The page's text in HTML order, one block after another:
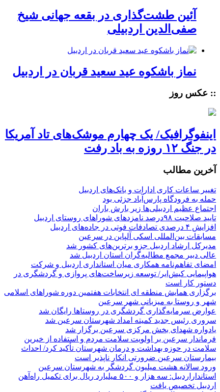
آئین طشت‌گذاری در بقعه جهانی شیخ
صفی‌الدین اردبیلی
نماز باشکوه عید سعید قربان در اردبیل
:: عکس روز
اینفوگرافیک/ یک چهارم موشک‌های تاد آمریکا
در جنگ ۱۲ روزه به باد رفت
آخرین مطالب
تغییر ساعات کاری ادارات و بانک‌های اردبیل
حمله به فرودگاه پارس‌‌آباد جزئی بود
اجتماع عظیم اردبیلی‌ها زیر بارش باران
تایید صلاحیت ۹۸درصد نامزدهای شوراهای روستای اردبیل
افزایش ۴ درصدی تصادفات فوتی در جاده‌های اردبیل
مسابقات بین‌المللی اسکی آلپاین در سرعین
مدیرکل ارشاد اردبیل جزو برترین‌های کشور شد
عالی دبیر مجمع مطالبه‌گران استان اردبیل شد
امضای تفاهم‌نامه همکاری میان استانداری اردبیل و شرکت
هواپیمایی کیش‌ایر/ توسعه زیرساخت‌های پروازی و گردشگری در
دستور کار است
برگزاری همایش منطقه ای انتخابات هفتمین دوره شوراهای اسلامی
شهر و روستا به میزبانی شهر سرعین
عوارض سرمایه‌گذاری گردشگری در روستاها رایگان شد
سروری رئیس جدید کمیته امداد شهرستان سرعین شد
یادواره شهدای بخش مرکزی سرعین برگزار شد
فرماندار سرعین بر اولویت سلامت مردم و استفاده از خیرین
سلامت در حوزه بهداشت و درمان شهرستان تأکید کرد/ احداث
بیمارستان سرعین ضرورتی انکار ناپذیر است
ورود سالانه هشت میلیون گردشگر به شهرستان سرعین
استانداراردبیل: سه هزار و ۵۰۰ میلیارد ریال برای تکمیل راه‌آهن
اردبیل تخصیص یافت